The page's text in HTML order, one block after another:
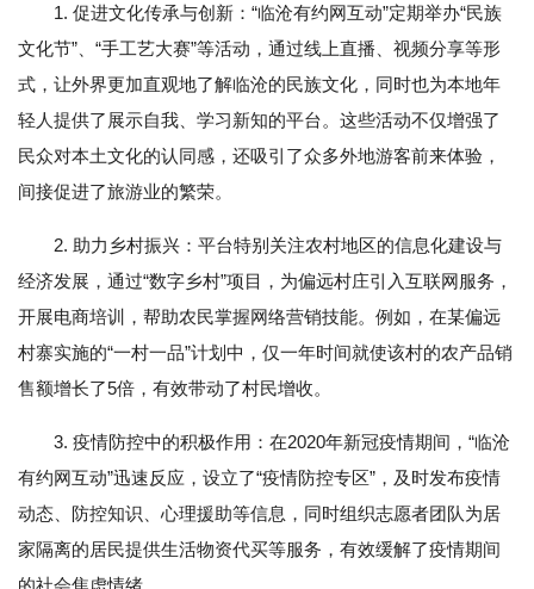
1. 促进文化传承与创新：“临沧有约网互动”定期举办“民族
文化节”、“手工艺大赛”等活动，通过线上直播、视频分享等形
式，让外界更加直观地了解临沧的民族文化，同时也为本地年
轻人提供了展示自我、学习新知的平台。这些活动不仅增强了
民众对本土文化的认同感，还吸引了众多外地游客前来体验，
间接促进了旅游业的繁荣。
2. 助力乡村振兴：平台特别关注农村地区的信息化建设与
经济发展，通过“数字乡村”项目，为偏远村庄引入互联网服务，
开展电商培训，帮助农民掌握网络营销技能。例如，在某偏远
村寨实施的“一村一品”计划中，仅一年时间就使该村的农产品销
售额增长了5倍，有效带动了村民增收。
3. 疫情防控中的积极作用：在2020年新冠疫情期间，“临沧
有约网互动”迅速反应，设立了“疫情防控专区”，及时发布疫情
动态、防控知识、心理援助等信息，同时组织志愿者团队为居
家隔离的居民提供生活物资代买等服务，有效缓解了疫情期间
的社会焦虑情绪。